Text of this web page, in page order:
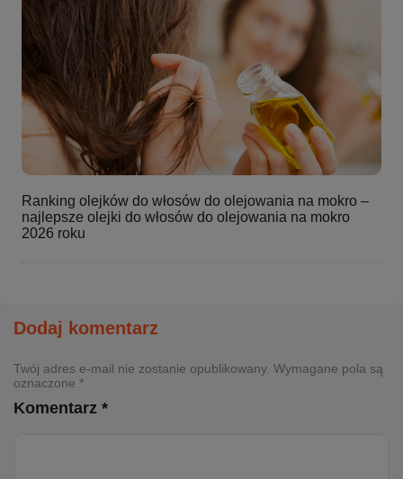
Ranking olejków do włosów do olejowania na mokro –
najlepsze olejki do włosów do olejowania na mokro
2026 roku
Dodaj komentarz
Twój adres e-mail nie zostanie opublikowany. Wymagane pola są
oznaczone *
Komentarz *